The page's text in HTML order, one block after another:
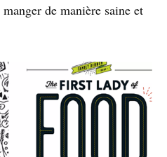
de manière saine et